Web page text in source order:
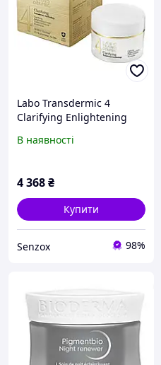
Labo Transdermic 4
Clarifying Enlightening
вирівнювання тону шкіри
В наявності
4 368₴
Купити
Senzox 98%